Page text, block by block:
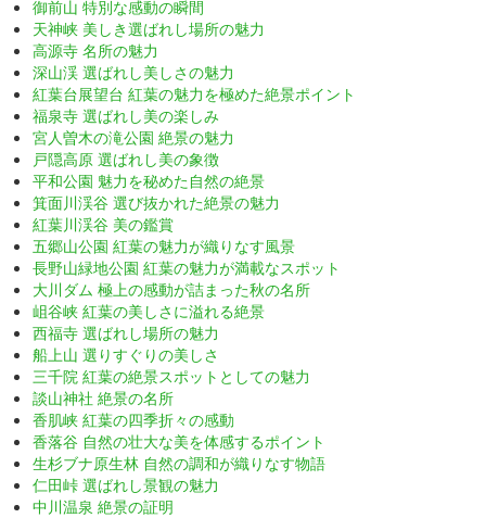
御前山 特別な感動の瞬間
天神峡 美しき選ばれし場所の魅力
高源寺 名所の魅力
深山渓 選ばれし美しさの魅力
紅葉台展望台 紅葉の魅力を極めた絶景ポイント
福泉寺 選ばれし美の楽しみ
宮人曽木の滝公園 絶景の魅力
戸隠高原 選ばれし美の象徴
平和公園 魅力を秘めた自然の絶景
箕面川渓谷 選び抜かれた絶景の魅力
紅葉川渓谷 美の鑑賞
五郷山公園 紅葉の魅力が織りなす風景
長野山緑地公園 紅葉の魅力が満載なスポット
大川ダム 極上の感動が詰まった秋の名所
岨谷峡 紅葉の美しさに溢れる絶景
西福寺 選ばれし場所の魅力
船上山 選りすぐりの美しさ
三千院 紅葉の絶景スポットとしての魅力
談山神社 絶景の名所
香肌峡 紅葉の四季折々の感動
香落谷 自然の壮大な美を体感するポイント
生杉ブナ原生林 自然の調和が織りなす物語
仁田峠 選ばれし景観の魅力
中川温泉 絶景の証明